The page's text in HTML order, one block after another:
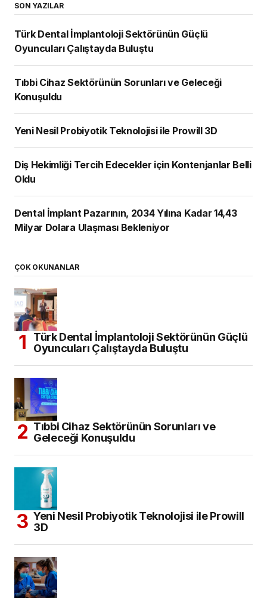
SON YAZILAR
Türk Dental İmplantoloji Sektörünün Güçlü
Oyuncuları Çalıştayda Buluştu
Tıbbi Cihaz Sektörünün Sorunları ve Geleceği
Konuşuldu
Yeni Nesil Probiyotik Teknolojisi ile Prowill 3D
Diş Hekimliği Tercih Edecekler için Kontenjanlar Belli
Oldu
Dental İmplant Pazarının, 2034 Yılına Kadar 14,43
Milyar Dolara Ulaşması Bekleniyor
ÇOK OKUNANLAR
Türk Dental İmplantoloji Sektörünün Güçlü
Oyuncuları Çalıştayda Buluştu
Tıbbi Cihaz Sektörünün Sorunları ve
Geleceği Konuşuldu
Yeni Nesil Probiyotik Teknolojisi ile Prowill
3D